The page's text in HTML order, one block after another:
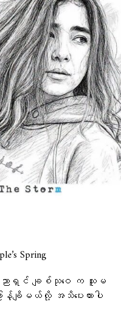
Spring
ာရှင် ချစ်သုဝေ က သူမ
ချိမယ်လို့ အသိပေးထားပါ